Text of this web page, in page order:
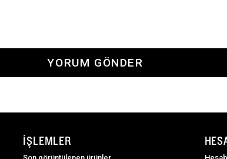
YORUM GÖNDER
İŞLEMLER